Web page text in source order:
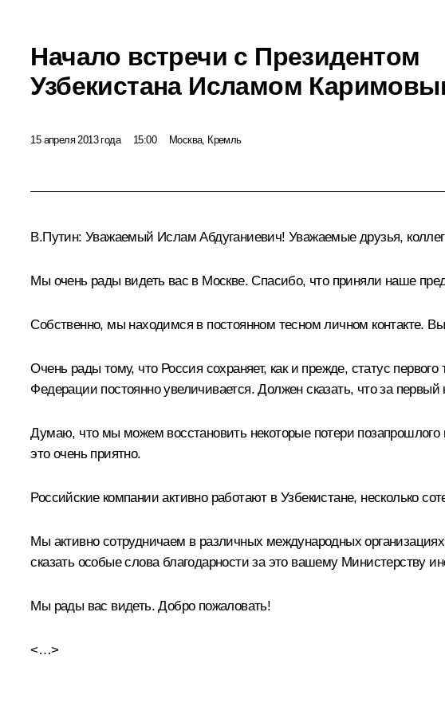
Начало встречи с Президентом
Узбекистана Исламом
15 апреля 2013 года 15:00 Москва, Кремль
В.Путин: Уважаемый Ислам Абдуганиевич! Уважаемые друзья,
Мы очень рады видеть вас в Москве. Спасибо, что приняли наше
Собственно, мы находимся в постоянном тесном личном контакте.
Очень рады тому, что Россия сохраняет, как и прежде, статус
Федерации постоянно увеличивается. Должен сказать, что за
Думаю, что мы можем восстановить некоторые потери
это очень приятно.
Российские компании активно работают в Узбекистане, несколько
Мы активно сотрудничаем в различных международных
сказать особые слова благодарности за это вашему Министерству
Мы рады вас видеть. Добро пожаловать!
<…>